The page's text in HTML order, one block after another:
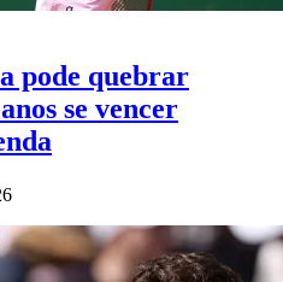
pode quebrar
se vencer